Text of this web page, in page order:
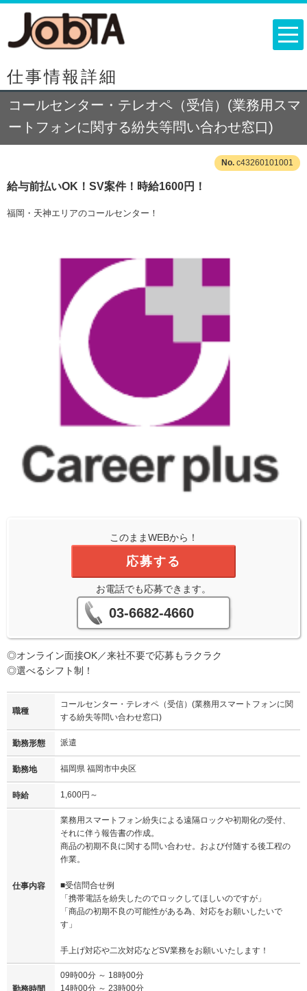
仕事情報詳細
コールセンター・テレオペ（受信）(業務用スマ
ートフォンに関する紛失等問い合わせ窓口)
c43260101001
給与前払いOK！SV案件！時給1600円！
福岡・天神エリアのコールセンター！
このままWEBから！
応募する
お電話でも応募できます。
03-6682-4660
◎オンライン面接OK／来社不要で応募もラクラク
◎選べるシフト制！
職種
コールセンター・テレオペ（受信）(業務用スマートフォンに関
する紛失等問い合わせ窓口)
勤務形態 派遣
勤務地 福岡県 福岡市中央区
時給 1,600円～
仕事内容
業務用スマートフォン紛失による遠隔ロックや初期化の受付、
それに伴う報告書の作成。
商品の初期不良に関する問い合わせ。および付随する後工程の
作業。
■受信問合せ例
「携帯電話を紛失したのでロックしてほしいのですが」
「商品の初期不良の可能性がある為、対応をお願いしたいで
す」
手上げ対応や二次対応などSV業務をお願いいたします！
勤務時間
09時00分 ～ 18時00分
14時00分 ～ 23時00分